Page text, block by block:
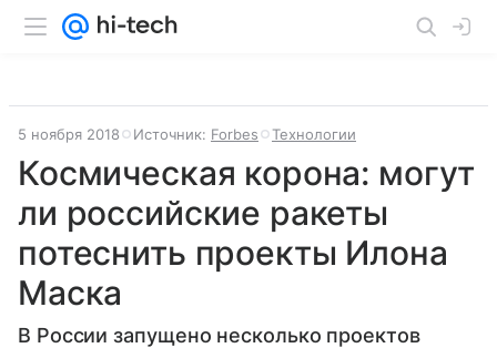
5 ноября 2018 Источник: Forbes Технологии
Космическая корона: могут
ли российские ракеты
потеснить проекты Илона
Маска
В России запущено несколько проектов